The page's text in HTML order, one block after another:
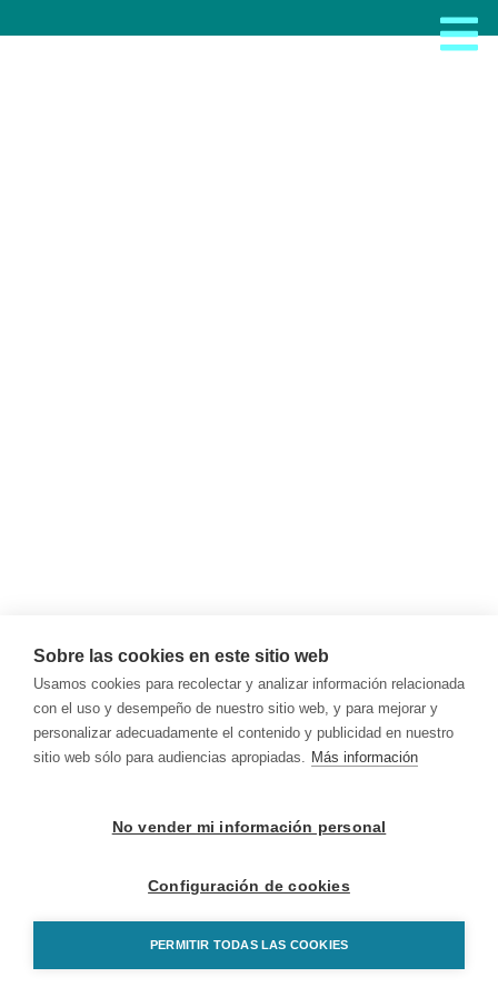
Sobre las cookies en este sitio web
Usamos cookies para recolectar y analizar información relacionada
con el uso y desempeño de nuestro sitio web, y para mejorar y
personalizar adecuadamente el contenido y publicidad en nuestro
sitio web sólo para audiencias apropiadas. Más información
No vender mi información personal
Configuración de cookies
PERMITIR TODAS LAS COOKIES